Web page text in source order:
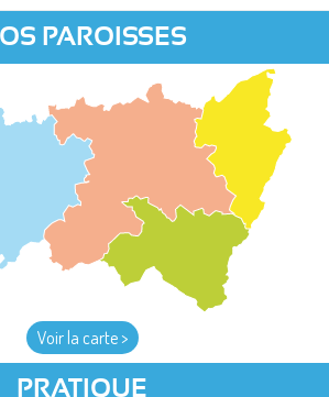
PAROISSES
Voir la carte >
PRATIQUE